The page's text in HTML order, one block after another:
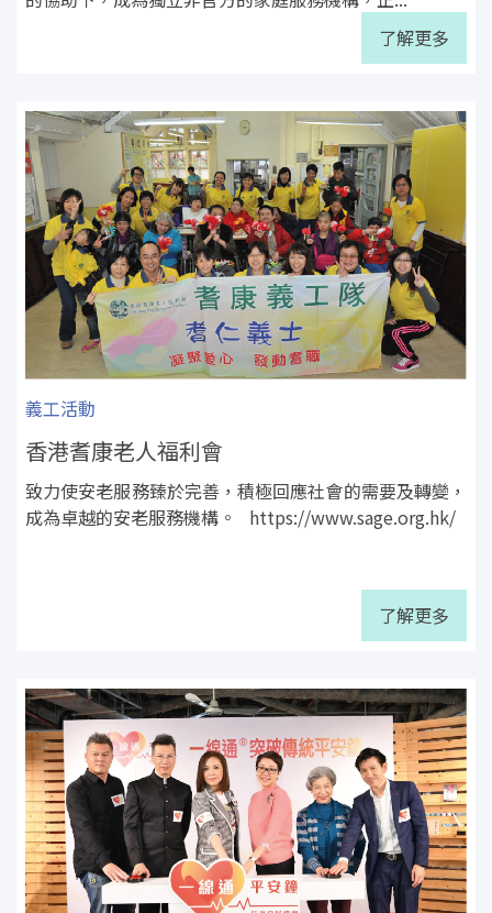
了解更多
義工活動
香港耆康老人福利會
致力使安老服務臻於完善，積極回應社會的需要及轉變，
成為卓越的安老服務機構。 https://www.sage.org.hk/
了解更多